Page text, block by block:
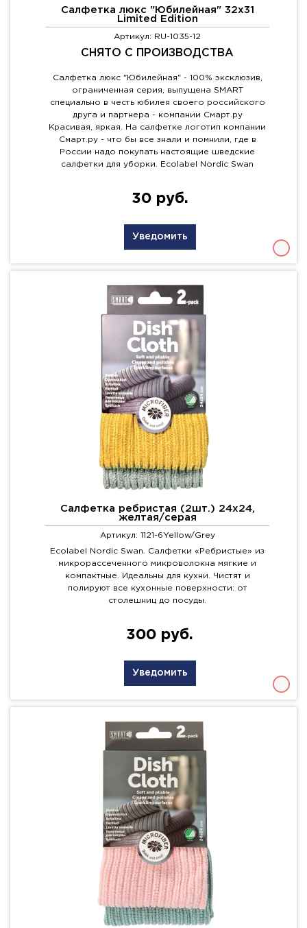
Салфетка люкс "Юбилейная" 32x31
Limited Edition
Артикул: RU-1035-12
СНЯТО С ПРОИЗВОДСТВА
Салфетка люкс "Юбилейная" - 100% эксклюзив,
ограниченная серия, выпущена SMART
специально в честь юбилея своего российского
друга и партнера - компании Смарт.ру
Красивая, яркая. На салфетке логотип компании
Смарт.ру - что бы все знали и помнили, где в
России надо покупать настоящие шведские
салфетки для уборки. Ecolabel Nordic Swan
30 руб.
Уведомить
Салфетка ребристая (2шт.) 24х24,
желтая/серая
Артикул: 1121-6Yellow/Grey
Ecolabel Nordic Swan. Салфетки «Ребристые» из
микрорассеченного микроволокна мягкие и
компактные. Идеальны для кухни. Чистят и
полируют все кухонные поверхности: от
столешниц до посуды.
300 руб.
Уведомить